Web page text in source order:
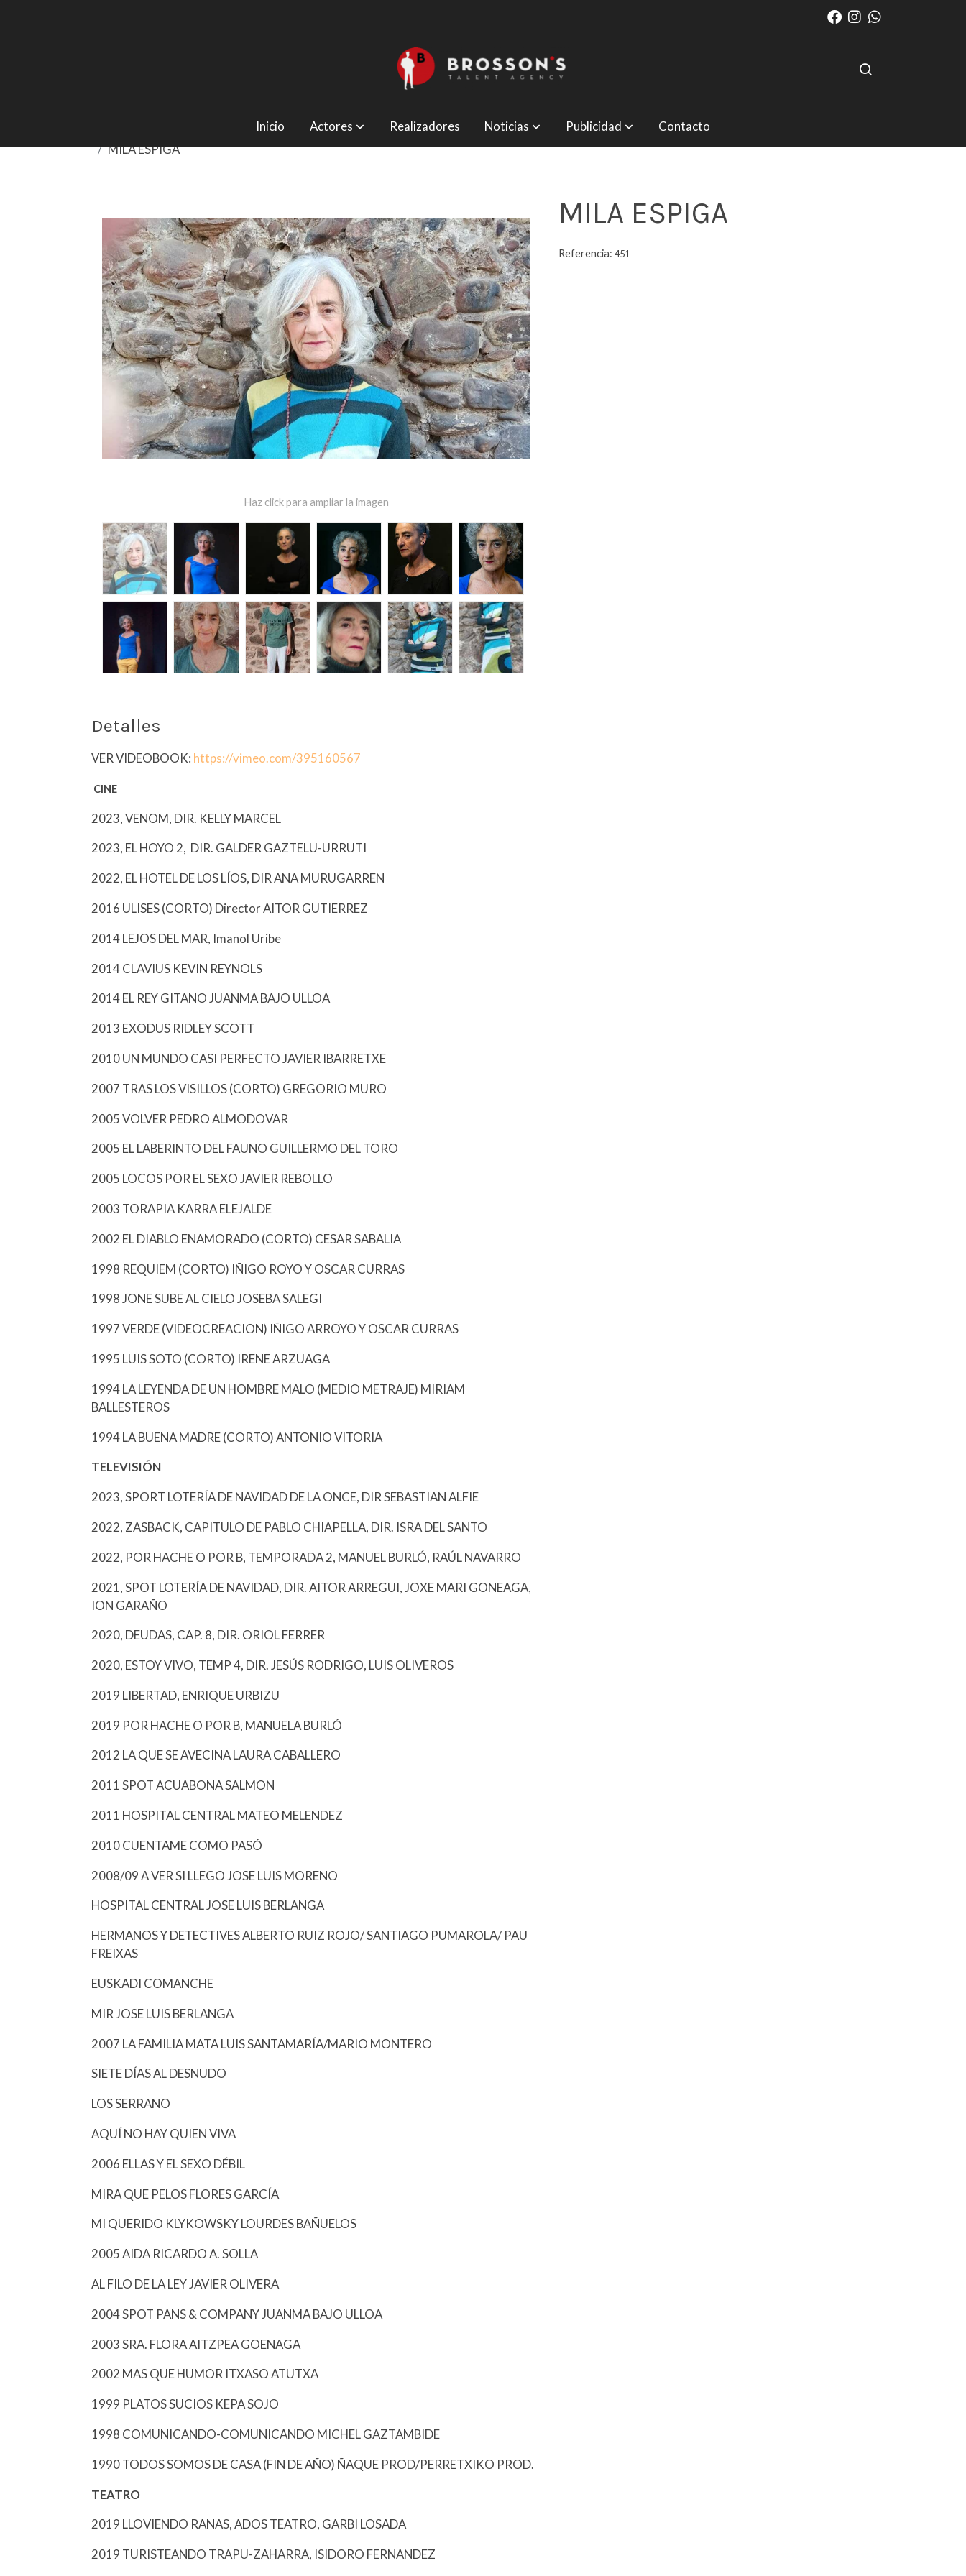
Inicio Actores Realizadores Noticias Publicidad
Contacto
MILA ESPIGA
Haz click para ampliar la imagen
Detalles
VER VIDEOBOOK: https://vimeo.com/395160567
CINE
2023, VENOM, DIR. KELLY MARCEL
2023, EL HOYO 2, DIR. GALDER GAZTELU-URRUTI
2022, EL HOTEL DE LOS LÍOS, DIR ANA MURUGARREN
2016 ULISES (CORTO) Director AITOR GUTIERREZ
2014 LEJOS DEL MAR, Imanol Uribe
2014 CLAVIUS KEVIN REYNOLS
2014 EL REY GITANO JUANMA BAJO ULLOA
2013 EXODUS RIDLEY SCOTT
2010 UN MUNDO CASI PERFECTO JAVIER IBARRETXE
2007 TRAS LOS VISILLOS (CORTO) GREGORIO MURO
2005 VOLVER PEDRO ALMODOVAR
2005 EL LABERINTO DEL FAUNO GUILLERMO DEL TORO
2005 LOCOS POR EL SEXO JAVIER REBOLLO
2003 TORAPIA KARRA ELEJALDE
2002 EL DIABLO ENAMORADO (CORTO) CESAR SABALIA
1998 REQUIEM (CORTO) IÑIGO ROYO Y OSCAR CURRAS
1998 JONE SUBE AL CIELO JOSEBA SALEGI
1997 VERDE (VIDEOCREACION) IÑIGO ARROYO Y OSCAR CURRAS
1995 LUIS SOTO (CORTO) IRENE ARZUAGA
1994 LA LEYENDA DE UN HOMBRE MALO (MEDIO METRAJE) MIRIAM
BALLESTEROS
1994 LA BUENA MADRE (CORTO) ANTONIO VITORIA
TELEVISIÓN
2023, SPORT LOTERÍA DE NAVIDAD DE LA ONCE, DIR SEBASTIAN ALFIE
2022, ZASBACK, CAPITULO DE PABLO CHIAPELLA, DIR. ISRA DEL SANTO
2022, POR HACHE O POR B, TEMPORADA 2, MANUEL BURLÓ, RAÚL NAVARRO
2021, SPOT LOTERÍA DE NAVIDAD, DIR. AITOR ARREGUI, JOXE MARI GONEAGA,
ION GARAÑO
2020, DEUDAS, CAP. 8, DIR. ORIOL FERRER
2020, ESTOY VIVO, TEMP 4, DIR. JESÚS RODRIGO, LUIS OLIVEROS
2019 LIBERTAD, ENRIQUE URBIZU
2019 POR HACHE O POR B, MANUELA BURLÓ
2012 LA QUE SE AVECINA LAURA CABALLERO
2011 SPOT ACUABONA SALMON
2011 HOSPITAL CENTRAL MATEO MELENDEZ
2010 CUENTAME COMO PASÓ
2008/09 A VER SI LLEGO JOSE LUIS MORENO
HOSPITAL CENTRAL JOSE LUIS BERLANGA
HERMANOS Y DETECTIVES ALBERTO RUIZ ROJO/ SANTIAGO PUMAROLA/ PAU
FREIXAS
EUSKADI COMANCHE
MIR JOSE LUIS BERLANGA
2007 LA FAMILIA MATA LUIS SANTAMARÍA/MARIO MONTERO
SIETE DÍAS AL DESNUDO
LOS SERRANO
AQUÍ NO HAY QUIEN VIVA
2006 ELLAS Y EL SEXO DÉBIL
MIRA QUE PELOS FLORES GARCÍA
MI QUERIDO KLYKOWSKY LOURDES BAÑUELOS
2005 AIDA RICARDO A. SOLLA
AL FILO DE LA LEY JAVIER OLIVERA
2004 SPOT PANS & COMPANY JUANMA BAJO ULLOA
2003 SRA. FLORA AITZPEA GOENAGA
2002 MAS QUE HUMOR ITXASO ATUTXA
1999 PLATOS SUCIOS KEPA SOJO
1998 COMUNICANDO-COMUNICANDO MICHEL GAZTAMBIDE
1990 TODOS SOMOS DE CASA (FIN DE AÑO) ÑAQUE PROD/PERRETXIKO PROD.
TEATRO
2019 LLOVIENDO RANAS, ADOS TEATRO, GARBI LOSADA
2019 TURISTEANDO TRAPU-ZAHARRA, ISIDORO FERNANDEZ
MILA ESPIGA
Referencia:451